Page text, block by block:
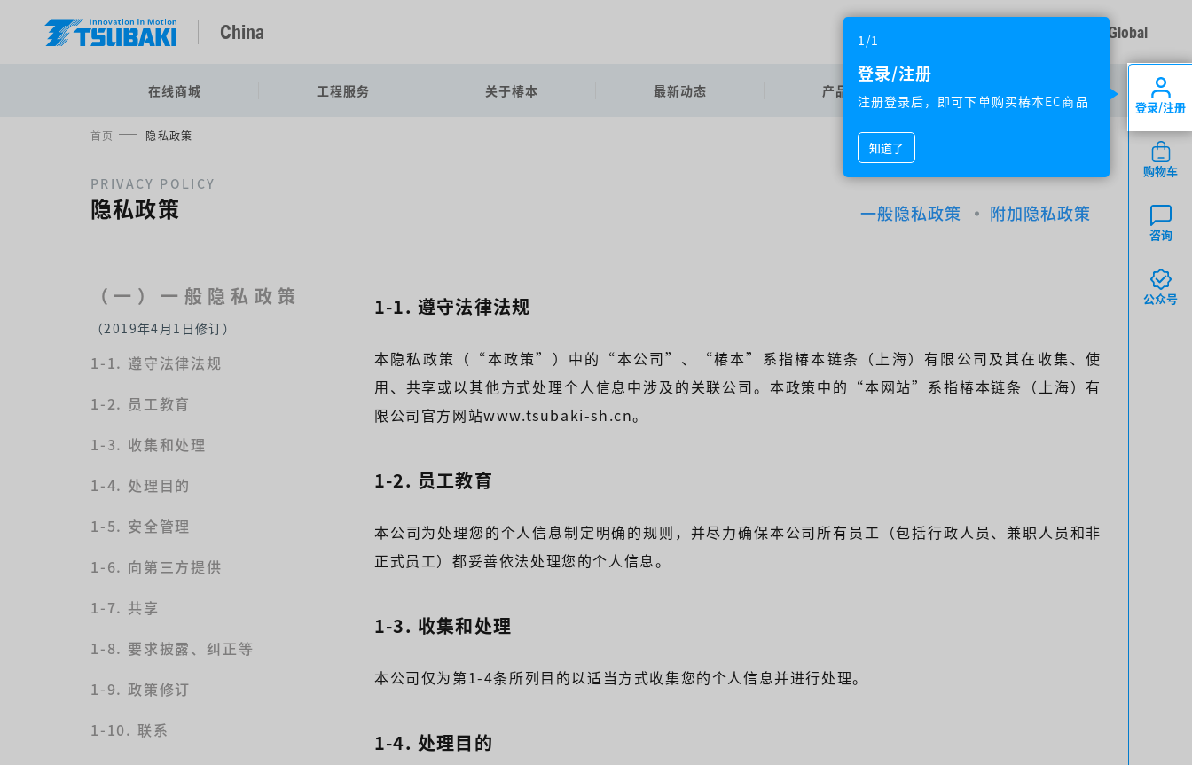
China Global
在线商城 工程服务 关于椿本 最新动态 产品中心 NEW
首页 隐私政策
PRIVACY POLICY
隐私政策 一般隐私政策 附加隐私政策
（一）一般隐私政策
（2019年4月1日修订）
1-1. 遵守法律法规
1-2. 员工教育
1-3. 收集和处理
1-4. 处理目的
1-5. 安全管理
1-6. 向第三方提供
1-7. 共享
1-8. 要求披露、纠正等
1-9. 政策修订
1-10. 联系
1-1. 遵守法律法规
本隐私政策（“本政策”）中的“本公司”、“椿本”系指椿本链条（上海）有限公司及其在收集、使
用、共享或以其他方式处理个人信息中涉及的关联公司。本政策中的“本网站”系指椿本链条（上海）有
限公司官方网站www.tsubaki-sh.cn。
1-2. 员工教育
本公司为处理您的个人信息制定明确的规则，并尽力确保本公司所有员工（包括行政人员、兼职人员和非
正式员工）都妥善依法处理您的个人信息。
1-3. 收集和处理
本公司仅为第1-4条所列目的以适当方式收集您的个人信息并进行处理。
1-4. 处理目的
登录/注册
购物车
咨询
公众号
1/1
登录/注册
注册登录后，即可下单购买椿本EC商品
知道了